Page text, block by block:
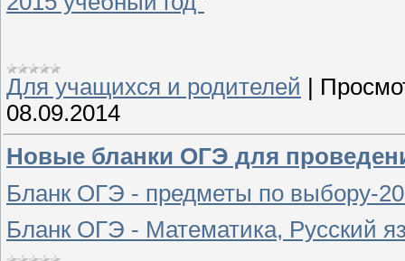
Для учащихся и родителей |
08.09.2014
Новые бланки ОГЭ для
Бланк ОГЭ - предметы по выбору-
Бланк ОГЭ - Математика, Русский